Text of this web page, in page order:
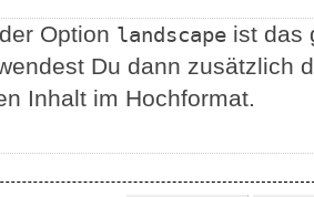
Option landscape ist das
Du dann zusätzlich
Inhalt im Hochformat.